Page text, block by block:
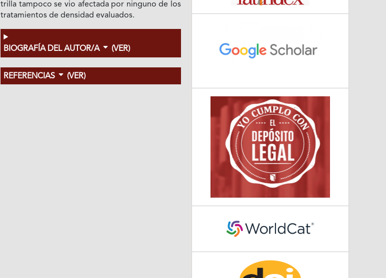
trilla tampoco se vio afectada por ninguno de los
tratamientos de densidad evaluados.
BIOGRAFÍA DEL AUTOR/A (VER)
REFERENCIAS (VER)